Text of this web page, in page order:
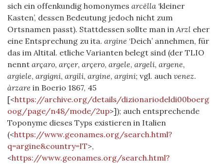
sich ein offenkundig homonymes arcĕlla ‘kleiner
Kasten’, dessen Bedeutung jedoch nicht zum
Ortsnamen passt). Stattdessen sollte man inArzl eher
eine Entsprechung zu ita. argine ‘Deich’ annehmen, für
das im Altital. etliche Varianten belegt sind (der TLIO
nennt arçaro, arçer, arçero, argele, argeli, argene,
argiele, argigni, argili, argine, argini; vgl. auch venez.
àrzare in Boerio 1867, 45
[<https://archive.org/details/dizionariodeldi00boerg
oog/page/n48/mode/2up>]); auch entsprechende
Toponyme dieses Typs existieren in Italien
(<https://www.geonames.org/search.html?
q=argine&country=IT>,
<https://www.geonames.org/search.html?